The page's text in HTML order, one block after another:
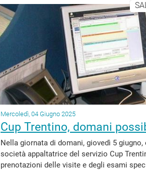
Mercoledì, 04 Giugno 2025
Cup Trentino, domani
Nella giornata di domani, giovedì 5
società appaltatrice del servizio Cup
prenotazioni delle visite e degli esami